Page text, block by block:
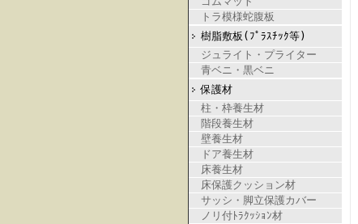
トラ模様蛇腹板
樹脂敷板(ﾌﾟﾗｽﾁｯｸ等)
ジュライト・プライター
青ベニ・黒ベニ
保護材
柱・枠養生材
階段養生材
壁養生材
ドア養生材
床養生材
床保護クッション材
サッシ・脚立保護カバー
ノリ付ﾄﾗｸｯｼｮﾝ材